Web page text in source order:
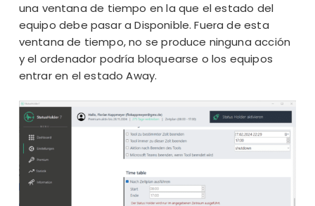
una ventana de tiempo en la que el estado del
equipo debe pasar a Disponible. Fuera de esta
ventana de tiempo, no se produce ninguna acción
y el ordenador podría bloquearse o los equipos
entrar en el estado Away.